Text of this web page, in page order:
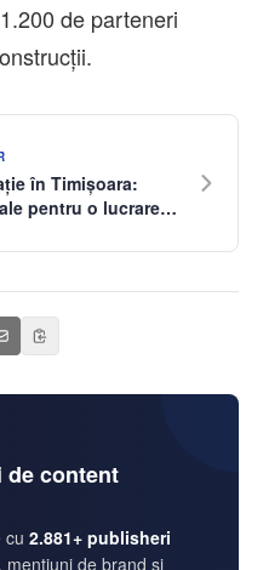
de parteneri
în Timișoara:
pentru o lucrare
de content
cu 2.881+ publisheri
mentiuni de brand si